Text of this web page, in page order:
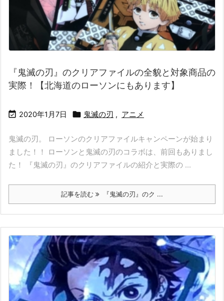
『鬼滅の刃』のクリアファイルの全貌と対象商品の
実際！【北海道のローソンにもあります】
 2020年1月7日  鬼滅の刃 , アニメ
鬼滅の刃。 ローソンのクリアファイルキャンペーンが始まり
ました！！ ローソンと鬼滅の刃のコラボは、前回もありまし
た！ 『鬼滅の刃』のクリアファイルの紹介と実際の ...
記事を読む 『鬼滅の刃』のク ...